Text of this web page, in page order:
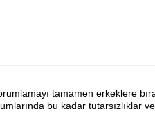
tamamen erkeklere
bu kadar tutarsızlıklar